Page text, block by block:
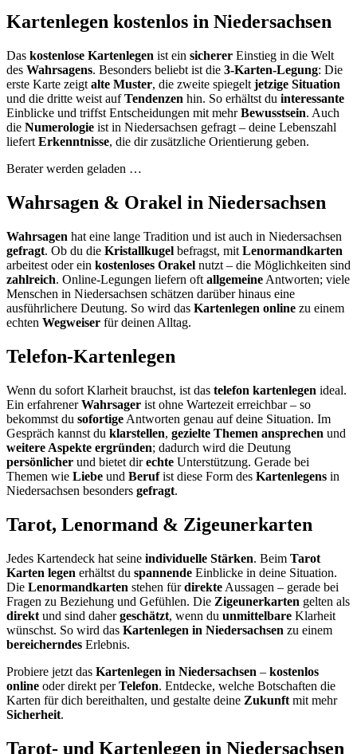
Kartenlegen kostenlos in Niedersachsen
Das kostenlose Kartenlegen ist ein sicherer Einstieg in die Welt
des Wahrsagens. Besonders beliebt ist die 3-Karten-Legung: Die
erste Karte zeigt alte Muster, die zweite spiegelt jetzige Situation
und die dritte weist aufTendenzen hin. So erhältst du interessante
Einblicke und triffst Entscheidungen mit mehrBewusstsein. Auch
die Numerologie ist in Niedersachsen gefragt – deine Lebenszahl
liefert Erkenntnisse, die dir zusätzliche Orientierung geben.
Berater werden geladen …
Wahrsagen & Orakel in Niedersachsen
Wahrsagen hat eine lange Tradition und ist auch in Niedersachsen
gefragt. Ob du die Kristallkugel befragst, mit Lenormandkarten
arbeitest oder ein kostenloses Orakel nutzt – die Möglichkeiten sind
zahlreich. Online-Legungen liefern oft allgemeine Antworten; viele
Menschen in Niedersachsen schätzen darüber hinaus eine
ausführlichere Deutung. So wird das Kartenlegen online zu einem
echten Wegweiser für deinen Alltag.
Telefon-Kartenlegen
Wenn du sofort Klarheit brauchst, ist das telefon kartenlegen ideal.
Ein erfahrenerWahrsager ist ohne Wartezeit erreichbar – so
bekommst du sofortige Antworten genau auf deine Situation. Im
Gespräch kannst du klarstellen, gezielte Themen ansprechen und
weitere Aspekte ergründen; dadurch wird die Deutung
persönlicher und bietet direchte Unterstützung. Gerade bei
Themen wie Liebe und Berufist diese Form des Kartenlegens in
Niedersachsen besonders gefragt.
Tarot, Lenormand & Zigeunerkarten
Jedes Kartendeck hat seine individuelle Stärken. Beim Tarot
Karten legen erhältst du spannende Einblicke in deine Situation.
Die Lenormandkarten stehen fürdirekte Aussagen – gerade bei
Fragen zu Beziehung und Gefühlen. Die Zigeunerkarten gelten als
direkt und sind dahergeschätzt, wenn du unmittelbare Klarheit
wünschst. So wird das Kartenlegen in Niedersachsen zu einem
bereicherndes Erlebnis.
Probiere jetzt das Kartenlegen in Niedersachsen – kostenlos
online oder direkt perTelefon. Entdecke, welche Botschaften die
Karten für dich bereithalten, und gestalte deine Zukunft mit mehr
Sicherheit.
Tarot- und Kartenlegen in Niedersachsen